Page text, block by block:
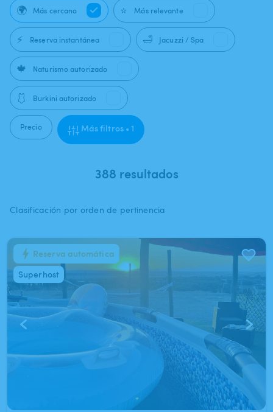
🌍 Más cercano ⭐ Más relevante
⚡ Reserva instantánea 🛁 Jacuzzi / Spa
🍁 Naturismo autorizado
🩱 Burkini autorizado
Precio Más filtros • 1
388 resultados
Clasificación por orden de pertinencia
1/8 Reserva automática
Superhost